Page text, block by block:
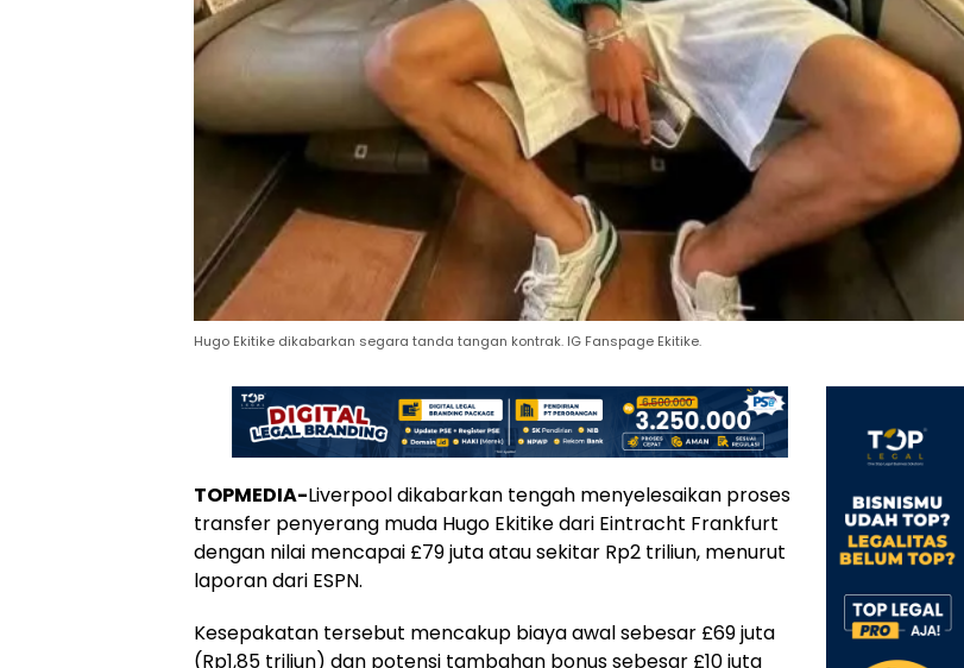
Hugo Ekitike dikabarkan segara tanda tangan kontrak. IG Fanspage Ekitike.
TOPMEDIA-Liverpool dikabarkan tengah menyelesaikan proses
transfer penyerang muda Hugo Ekitike dari Eintracht Frankfurt
dengan nilai mencapai £79 juta atau sekitar Rp2 triliun, menurut
laporan dari ESPN.
Kesepakatan tersebut mencakup biaya awal sebesar £69 juta
(Rp1,85 triliun) dan potensi tambahan bonus sebesar £10 juta